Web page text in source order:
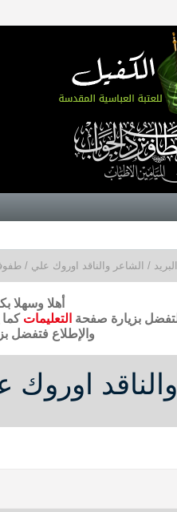
/ الشاعر والناقد اوروك علي /
أهلا وسهلا
بزيارة صفحة التعليمات كما
والإطلاع فتفضل